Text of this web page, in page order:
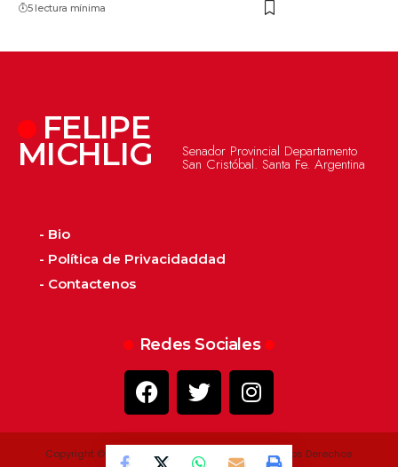
5 lectura mínima
FELIPE
MICHLIG Senador Provincial Departamento
San Cristóbal. Santa Fe. Argentina
- Bio
- Política de Privacidaddad
- Contactenos
Redes Sociales
Copyright © 2022 - 2026 - Felipe Michlig. Todos los Derechos